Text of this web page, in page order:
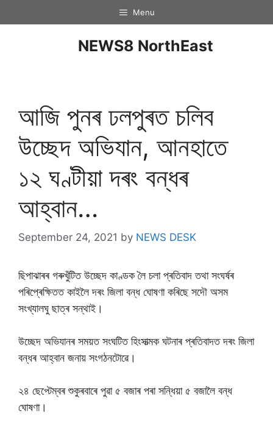
Menu
NEWS8 NorthEast
আজি পুনৰ ঢলপুৰত চলিব
উচ্ছেদ অভিযান, আনহাতে
১২ ঘণ্টীয়া দৰং বন্ধৰ
আহ্বান…
September 24, 2021 by NEWS DESK
ছিপাঝাৰৰ গৰুখুঁটিত উচ্ছেদ কাণ্ডক লৈ চলা প্ৰতিবাদ তথা সংঘৰ্ষৰ
পৰিপ্ৰেক্ষিতত কাইলৈ দৰং জিলা বন্ধ ঘোষণা কৰিছে সদৌ অসম
সংখ্যালঘু ছাত্ৰ সন্থাই।
উচ্ছেদ অভিযানৰ সময়ত সংঘটিত হিংসাত্মক ঘটনাৰ প্ৰতিবাদত দৰং জিলা
বন্ধৰ আহ্বান জনায় সংগঠনটোৱে।
২৪ ছেপ্টেম্বৰ শুকুৰবাৰে পুৱা ৫ বজাৰ পৰা সন্ধিয়া ৫ বজালৈ বন্ধ
ঘোষণা।